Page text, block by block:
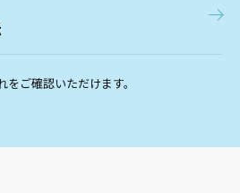
ご確認いただけます。